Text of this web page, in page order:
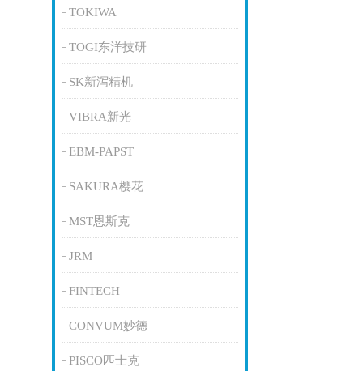
TOKIWA
TOGI东洋技研
SK新泻精机
VIBRA新光
EBM-PAPST
SAKURA樱花
MST恩斯克
JRM
FINTECH
CONVUM妙德
PISCO匹士克